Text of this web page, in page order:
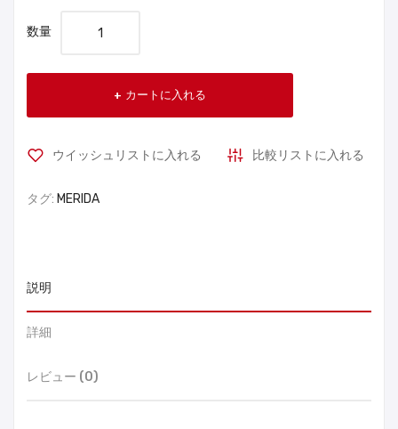
数量
カートに入れる
ウイッシュリストに入れる 比較リストに入れる
タグ: MERIDA
説明
詳細
レビュー (0)